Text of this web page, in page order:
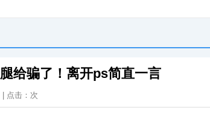
给骗了！离开ps简直一言
| 点击： 次